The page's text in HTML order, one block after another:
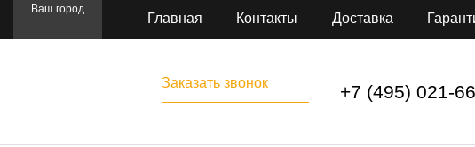
Ваш город
Главная Контакты Доставка
Заказать звонок +7 (495) 021-